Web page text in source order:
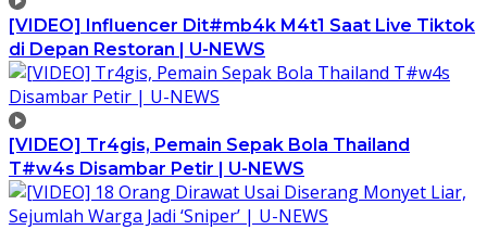
[VIDEO] Influencer Dit#mb4k M4t1 Saat Live Tiktok
di Depan Restoran | U-NEWS
[VIDEO] Tr4gis, Pemain Sepak Bola Thailand
T#w4s Disambar Petir | U-NEWS